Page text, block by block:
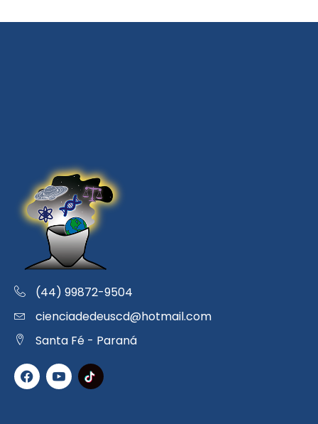
(44) 99872-9504
cienciadedeuscd@hotmail.com
Santa Fé - Paraná